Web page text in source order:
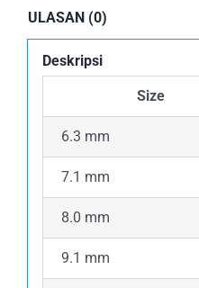
ULASAN (0)
Deskripsi
Size
6.3 mm
7.1 mm
8.0 mm
9.1 mm